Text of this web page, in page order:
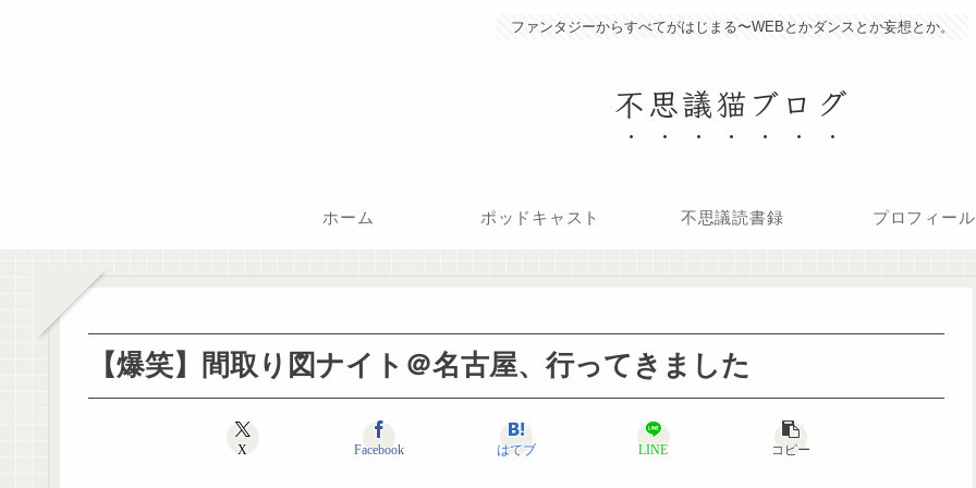
ファンタジーからすべてがはじまる〜WEBとかダンスとか妄想とか。
不思議猫ブログ
ホーム ポッドキャスト 不思議読書録 プロフィール
【爆笑】間取り図ナイト＠名古屋、行ってきました
X Facebook はてブ LINE コピー